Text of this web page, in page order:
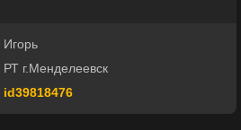
Игорь
РТ г.Менделеевск
id39818476